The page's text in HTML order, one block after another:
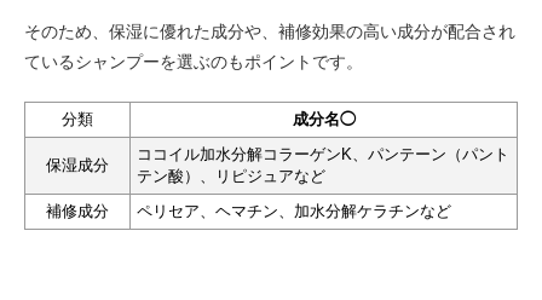
そのため、保湿に優れた成分や、補修効果の高い成分が配合され
ているシャンプーを選ぶのもポイントです。
分類 成分名◯
保湿成分
ココイル加水分解コラーゲンK、パンテーン（パント
テン酸）、リピジュアなど
補修成分
ペリセア、ヘマチン、 加水分解ケラチンなど